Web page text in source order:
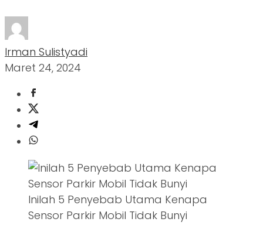
Irman Sulistyadi
Maret 24, 2024
Inilah 5 Penyebab Utama Kenapa
Sensor Parkir Mobil Tidak Bunyi